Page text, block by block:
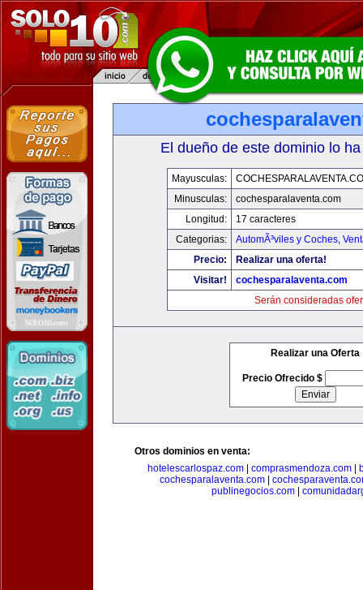
El dueño de este dominio lo
Mayusculas:
Minusculas:
cochesparalaventa.com
Longitud:
17 caracteres
Categorias:
AutomÃ³viles y Coches,
Precio:
Realizar una oferta!
Visitar!
cochesparalaventa.com
Serán consideradas
Realizar una Oferta
Precio Ofrecido $
Otros dominios en venta:
hotelescarlospaz.com| comprasmendoza.com|
cochesparalaventa.com
publinegocios.com|